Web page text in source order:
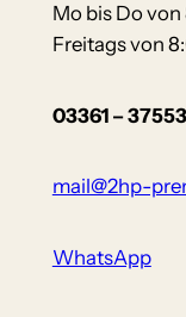
Mo bis Do
Freitags von
03361 –
mail@2hp-
WhatsApp